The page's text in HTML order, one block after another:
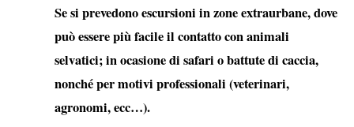
Se si prevedono escursioni in zone extraurbane, dove
può essere più facile il contatto con animali
selvatici; in ocasione di safari o battute di caccia,
nonché per motivi professionali (veterinari,
agronomi, ecc…).